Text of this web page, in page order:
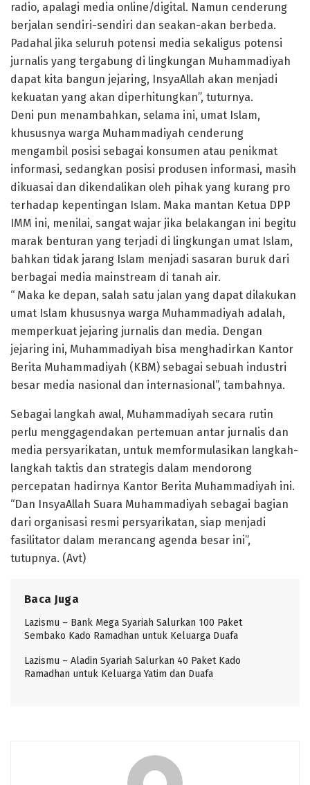
radio, apalagi media online/digital. Namun cenderung
berjalan sendiri-sendiri dan seakan-akan berbeda.
Padahal jika seluruh potensi media sekaligus potensi
jurnalis yang tergabung di lingkungan Muhammadiyah
dapat kita bangun jejaring, InsyaAllah akan menjadi
kekuatan yang akan diperhitungkan”, tuturnya.
Deni pun menambahkan, selama ini, umat Islam,
khususnya warga Muhammadiyah cenderung
mengambil posisi sebagai konsumen atau penikmat
informasi, sedangkan posisi produsen informasi, masih
dikuasai dan dikendalikan oleh pihak yang kurang pro
terhadap kepentingan Islam. Maka mantan Ketua DPP
IMM ini, menilai, sangat wajar jika belakangan ini begitu
marak benturan yang terjadi di lingkungan umat Islam,
bahkan tidak jarang Islam menjadi sasaran buruk dari
berbagai media mainstream di tanah air.
“ Maka ke depan, salah satu jalan yang dapat dilakukan
umat Islam khususnya warga Muhammadiyah adalah,
memperkuat jejaring jurnalis dan media. Dengan
jejaring ini, Muhammadiyah bisa menghadirkan Kantor
Berita Muhammadiyah (KBM) sebagai sebuah industri
besar media nasional dan internasional”, tambahnya.
Sebagai langkah awal, Muhammadiyah secara rutin
perlu menggagendakan pertemuan antar jurnalis dan
media persyarikatan, untuk memformulasikan langkah-
langkah taktis dan strategis dalam mendorong
percepatan hadirnya Kantor Berita Muhammadiyah ini.
“Dan InsyaAllah Suara Muhammadiyah sebagai bagian
dari organisasi resmi persyarikatan, siap menjadi
fasilitator dalam merancang agenda besar ini”,
tutupnya. (Avt)
Baca Juga
Lazismu – Bank Mega Syariah Salurkan 100 Paket
Sembako Kado Ramadhan untuk Keluarga Duafa
Lazismu – Aladin Syariah Salurkan 40 Paket Kado
Ramadhan untuk Keluarga Yatim dan Duafa